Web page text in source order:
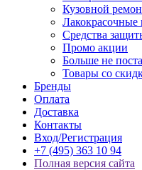
Кузовной
Лакокрасочные
Средства
Промо акции
Больше не
Товары со
Бренды
Оплата
Доставка
Контакты
Вход/Регистрация
+7 (495) 363 10 94
Полная версия сайта